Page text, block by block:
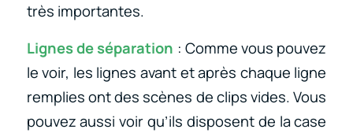
très importantes.
Lignes de séparation : Comme vous pouvez
le voir, les lignes avant et après chaque ligne
remplies ont des scènes de clips vides. Vous
pouvez aussi voir qu’ils disposent de la case